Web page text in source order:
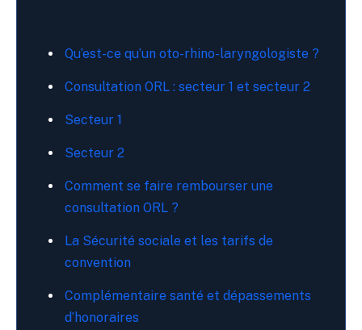
Qu’est-ce qu’un oto-rhino-laryngologiste ?
Consultation ORL : secteur 1 et secteur 2
Secteur 1
Secteur 2
Comment se faire rembourser une
consultation ORL ?
La Sécurité sociale et les tarifs de
convention
Complémentaire santé et dépassements
d’honoraires